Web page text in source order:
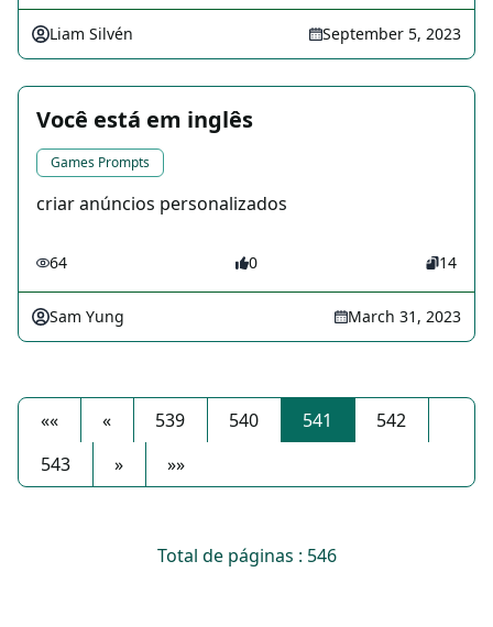
Liam Silvén September 5, 2023
Você está em inglês
Games Prompts
criar anúncios personalizados
64 0 14
Sam Yung March 31, 2023
«« « 539 540 541
542
543
» »»
Total de páginas : 546